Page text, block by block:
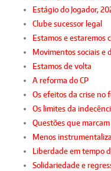
Estágio do Jogador,
Clube sucessor legal
Estamos e estaremos
Movimentos sociais e
Estamos de volta
A reforma do CP
Os efeitos da crise no
Os limites da
Questões que
Menos
Liberdade em tempo
Solidariedade e